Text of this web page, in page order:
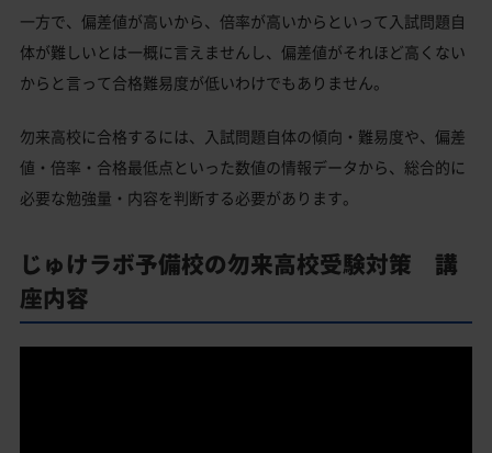
一方で、偏差値が高いから、倍率が高いからといって入試問題自
体が難しいとは一概に言えませんし、偏差値がそれほど高くない
からと言って合格難易度が低いわけでもありません。
勿来高校に合格するには、入試問題自体の傾向・難易度や、偏差
値・倍率・合格最低点といった数値の情報データから、総合的に
必要な勉強量・内容を判断する必要があります。
じゅけラボ予備校の勿来高校受験対策 講
座内容